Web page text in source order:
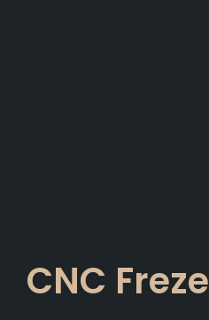
CNC Freze